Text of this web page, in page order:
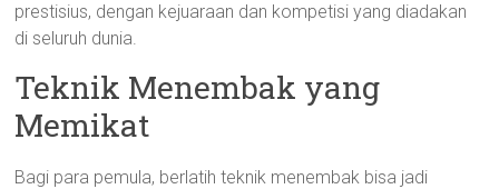
prestisius, dengan kejuaraan dan kompetisi yang diadakan
di seluruh dunia.
Teknik Menembak yang
Memikat
Bagi para pemula, berlatih teknik menembak bisa jadi